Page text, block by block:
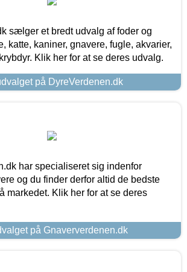
sælger et bredt udvalg af foder og
katte, kaniner, gnavere, fugle, akvarier,
Klik her for at se deres udvalg.
på DyreVerdenen.dk
har specialiseret sig indenfor
og du finder derfor altid de bedste
markedet. Klik her for at se deres
på Gnaververdenen.dk